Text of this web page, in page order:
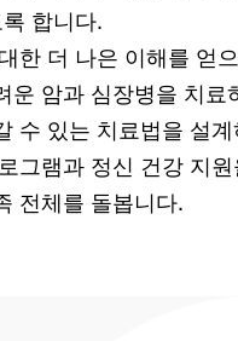
합니다.
한 더 나은 이해를 얻
운 암과 심장병을 치료
수 있는 치료법을 설계
그램과 정신 건강 지원
전체를 돌봅니다.